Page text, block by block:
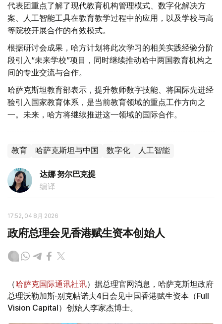
代表团重点了解了现代教育机构管理模式、数字化解决方
案、人工智能工具在教育教学过程中的应用，以及学校与高
等院校开展合作的有效模式。
根据研讨会成果，哈方计划将此次学习的相关实践经验分阶
段引入“未来学校”项目，同时继续推动哈中两国教育机构之
间的专业交流与合作。
哈萨克斯坦教育部表示，提升教师数字技能、将国际先进经
验引入国家教育体系，是当前教育领域的重点工作方向之
一。未来，哈方将继续推进这一领域的国际合作。
教育 哈萨克斯坦与中国 数字化 人工智能
达娜 努尔巴克提
编译
17:52, 04 8月 2026
政府总理会见香港赋生资本创始人
（哈萨克国际通讯社讯）据总理官网消息，哈萨克斯坦政府
总理沃勒加斯·别克帖诺夫4日会见中国香港赋生资本（Full
Vision Capital）创始人李家杰博士。